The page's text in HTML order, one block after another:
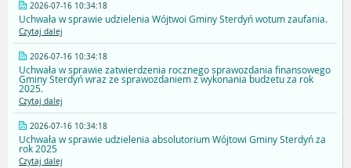
2026-07-16 10:34:18
Uchwała w sprawie udzielenia Wójtwoi Gminy Sterdyń wotum zaufania.
Czytaj dalej
2026-07-16 10:34:18
Uchwała w sprawie zatwierdzenia rocznego sprawozdania finansowego
Gminy Sterdyń wraz ze sprawozdaniem z wykonania budżetu za rok
2025.
Czytaj dalej
2026-07-16 10:34:18
Uchwała w sprawie udzielenia absolutorium Wójtowi Gminy Sterdyń za
rok 2025
Czytaj dalej